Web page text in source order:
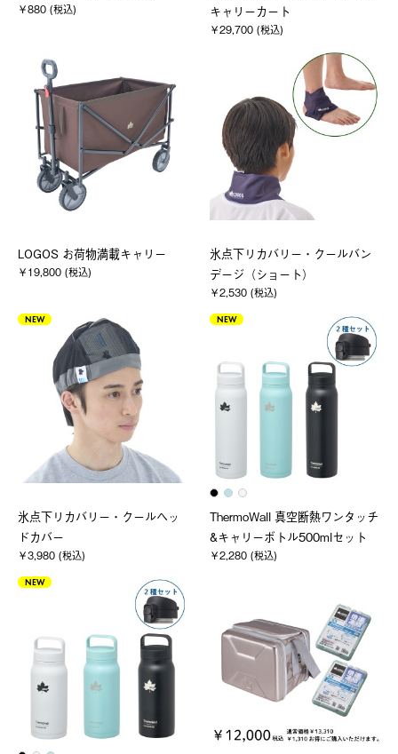
￥880 (税込)
キャリーカート
￥29,700 (税込)
LOGOS お荷物満載キャリー
￥19,800 (税込)
氷点下リカバリー・クールバン
デージ（ショート）
￥2,530 (税込)
NEW
氷点下リカバリー・クールヘッ
ドカバー
￥3,980 (税込)
NEW
ThermoWall 真空断熱ワンタッチ
&キャリーボトル500mlセット
￥2,280 (税込)
NEW